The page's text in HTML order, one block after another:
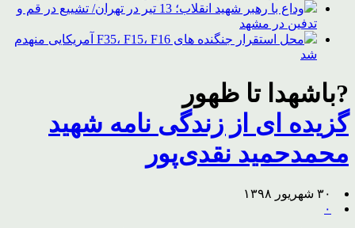
وداع با رهبر شهید انقلاب؛ 13 تیر در تهران/ تشییع در قم و
تدفین در مشهد
محل استقرار جنگنده های F35، F15، F16 آمریکایی منهدم
شد
?باشهدا تا ظهور
گزیده ای از زندگی نامه شهید
محمدحمید نقدی‌پور
۳۰ شهریور ۱۳۹۸
۰